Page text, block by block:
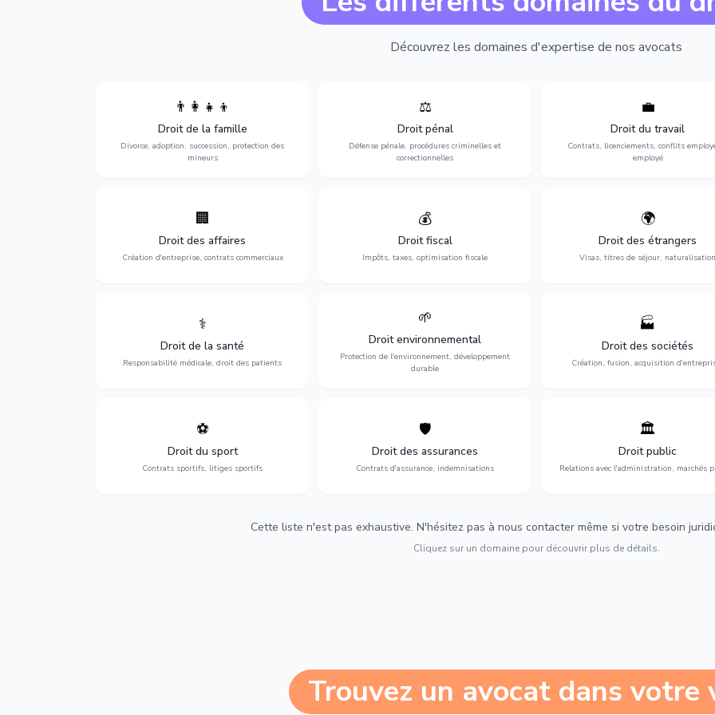
Découvrez les domaines d'expertise de nos avocats
👨‍👩‍👧‍👦
Droit de la famille
Divorce, adoption, succession, protection des
mineurs
succession et protection des personnes
vulnérables.
⚖️
Droit pénal
Défense pénale, procédures criminelles et
correctionnelles
Expertise en matière pénale, de
l'assistance en garde à vue jusqu'au
procès, pour toute affaire correctionnelle
ou criminelle.
💼
Droit du travail
Contrats, licenciements, conflits
employé
Protection de vos droits au
contrats, licenciements,
discrimination et conflits avec
l'employeur.
🏢
Droit des affaires
Création d'entreprise, contrats commerciaux
Accompagnement complet pour votre
entreprise : création, contrats
commerciaux, concurrence et litiges.
💰
Droit fiscal
Impôts, taxes, optimisation fiscale
Optimisation de votre situation fiscale :
déclarations, contentieux, contrôles
fiscaux et planification.
🌍
Droit des étrangers
Visas, titres de séjour, naturalisation
Obtention de vos droits de séjour :
cartes de séjour, regroupement
naturalisation.
⚕️
Droit de la santé
Responsabilité médicale, droit des patients
Défense de vos droits médicaux : erreurs
médicales, responsabilité des praticiens
et indemnisation.
🌱
Droit environnemental
Protection de l'environnement, développement
durable
environnementale, litiges et
développement durable.
🏭
Droit des sociétés
Création, fusion, acquisition
Structuration de votre société :
fusion-acquisition, gouvernance
restructuration.
⚽
Droit du sport
Contrats sportifs, litiges sportifs
Expertise en droit sportif : contrats de
sportifs, transferts, sponsoring et
contentieux.
🛡️
Droit des assurances
Contrats d'assurance, indemnisations
Défense de vos intérêts : contrats
d'assurance, sinistres et indemnisations
optimales.
🏛️
Droit public
Relations avec l'administration, marchés
Gestion de vos relations avec
l'administration : marchés
urbanisme et contentieux.
Cette liste n'est pas exhaustive. N'hésitez pas à nous contacter même si votre besoin
Cliquez sur un domaine pour découvrir plus de détails.
Trouvez un avocat dans votre